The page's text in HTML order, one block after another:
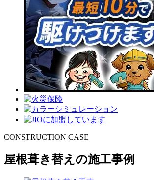
CONSTRUCTION CASE
屋根葺き替えの施工事例